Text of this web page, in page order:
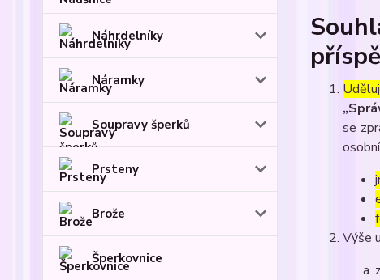
Náhrdelníky
Náramky
Soupravy šperků
Prsteny
Brože
Šperkovnice
se
Výše